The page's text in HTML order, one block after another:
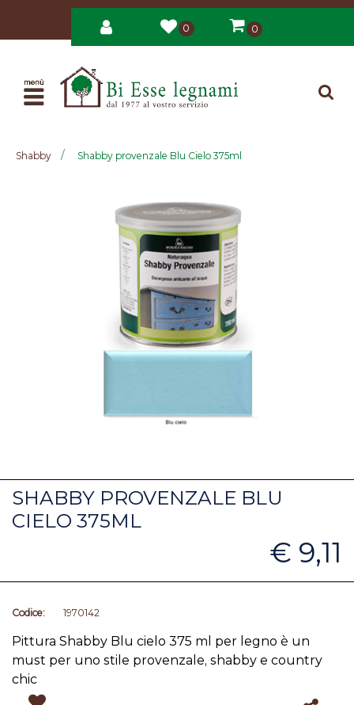
0 0
Open
Shabby Shabby provenzale Blu Cielo 375ml
SHABBY PROVENZALE BLU
CIELO 375ML
€ 9,11
Codice: 1970142
Pittura Shabby Blu cielo 375 ml per legno è un
must per uno stile provenzale, shabby e country
chic